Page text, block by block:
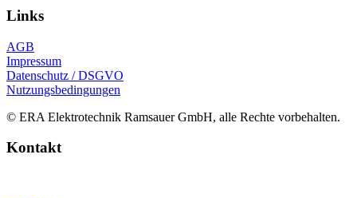
Links
AGB
Impressum
Datenschutz / DSGVO
Nutzungsbedingungen
© ERA Elektrotechnik Ramsauer GmbH, alle Rechte vorbehalten.
Kontakt